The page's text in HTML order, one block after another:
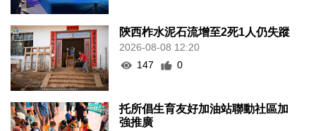
陝西柞水泥石流增至2死1人仍失蹤
2026-08-08 12:20
147
0
托所倡生育友好加油站聯動社區加
強推廣